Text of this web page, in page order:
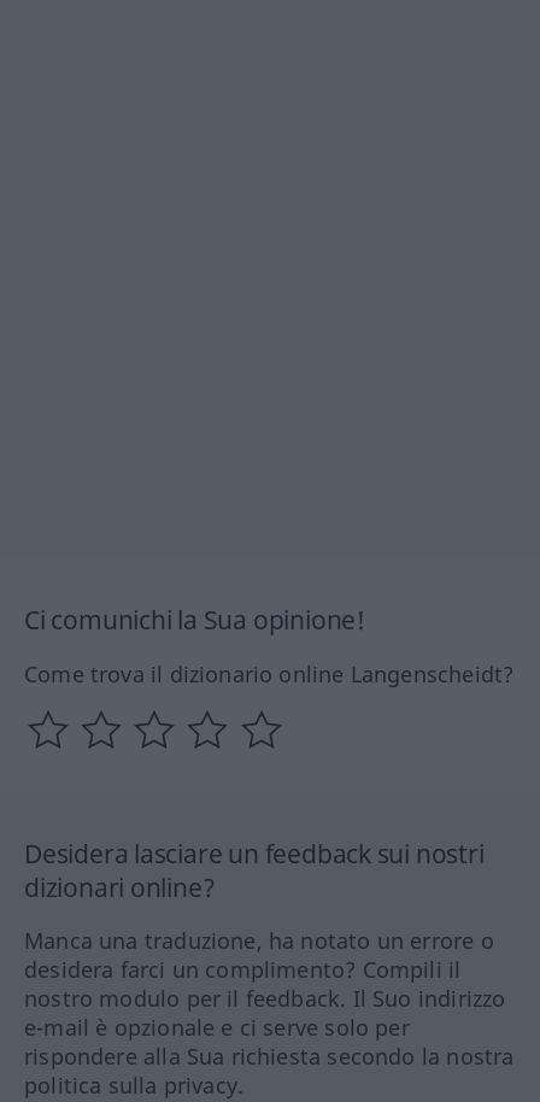
Ci comunichi la Sua opinione!
Come trova il dizionario online Langenscheidt?
Desidera lasciare un feedback sui nostri
dizionari online?
Manca una traduzione, ha notato un errore o
desidera farci un complimento? Compili il
nostro modulo per il feedback. Il Suo indirizzo
e-mail è opzionale e ci serve solo per
rispondere alla Sua richiesta secondo la nostra
politica sulla privacy.